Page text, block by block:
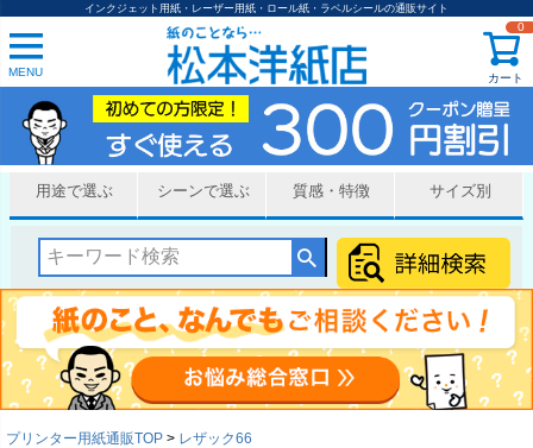
インクジェット用紙・レーザー用紙・ロール紙・ラベルシールの通販サイト
MENU カート
0
用途で選ぶ シーンで選ぶ 質感・特徴 サイズ別
プリンター用紙通販TOP レザック66